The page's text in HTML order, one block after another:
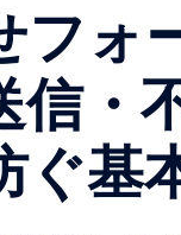
フォ
信・
ぐ基